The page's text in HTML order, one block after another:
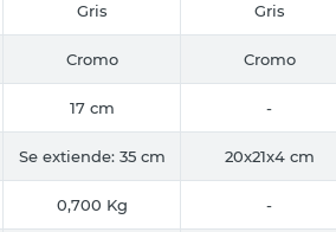
Gris Gris
Cromo Cromo
17 cm -
Se extiende: 35 cm 20x21x4 cm
0,700 Kg -